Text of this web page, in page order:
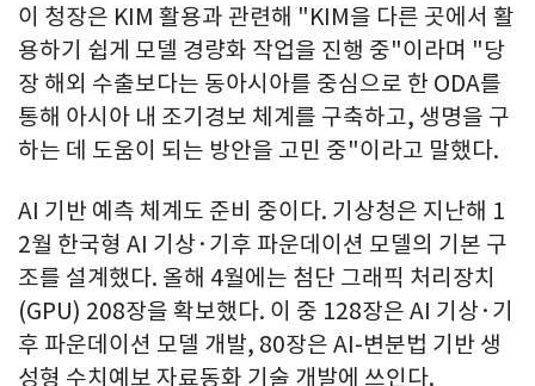
이 청장은 KIM 활용과 관련해 "KIM을 다른 곳에서 활
용하기 쉽게 모델 경량화 작업을 진행 중"이라며 "당
장 해외 수출보다는 동아시아를 중심으로 한 ODA를
통해 아시아 내 조기경보 체계를 구축하고, 생명을 구
하는 데 도움이 되는 방안을 고민 중"이라고 말했다.
AI 기반 예측 체계도 준비 중이다. 기상청은 지난해 1
2월 한국형 AI 기상·기후 파운데이션 모델의 기본 구
조를 설계했다. 올해 4월에는 첨단 그래픽 처리장치
(GPU) 208장을 확보했다. 이 중 128장은 AI 기상·기
후 파운데이션 모델 개발, 80장은 AI-변분법 기반 생
성형 수치예보 자료동화 기술 개발에 쓰인다.